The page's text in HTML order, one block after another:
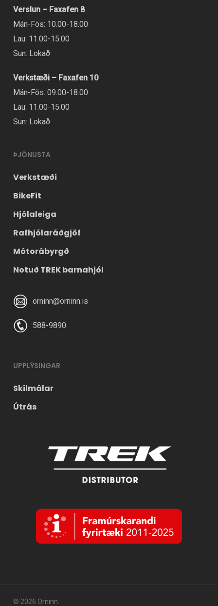
Verslun – Faxafen 8
Mán-Fös: 10.00-18.00
Lau: 11.00-15.00
Sun: Lokað
Verkstæði – Faxafen 10
Mán-Fös: 09.00-18.00
Lau: 11.00-15.00
Sun: Lokað
ÞJÓNUSTA
Verkstæði
BikeFit
Hjólaleiga
Rafhjólaráðgjöf
Mótorábyrgð
Notuð TREK barnahjól
orninn@orninn.is
588-9890
UPPLÝSINGAR
Skilmálar
Útrás
© 2026 Örninn.